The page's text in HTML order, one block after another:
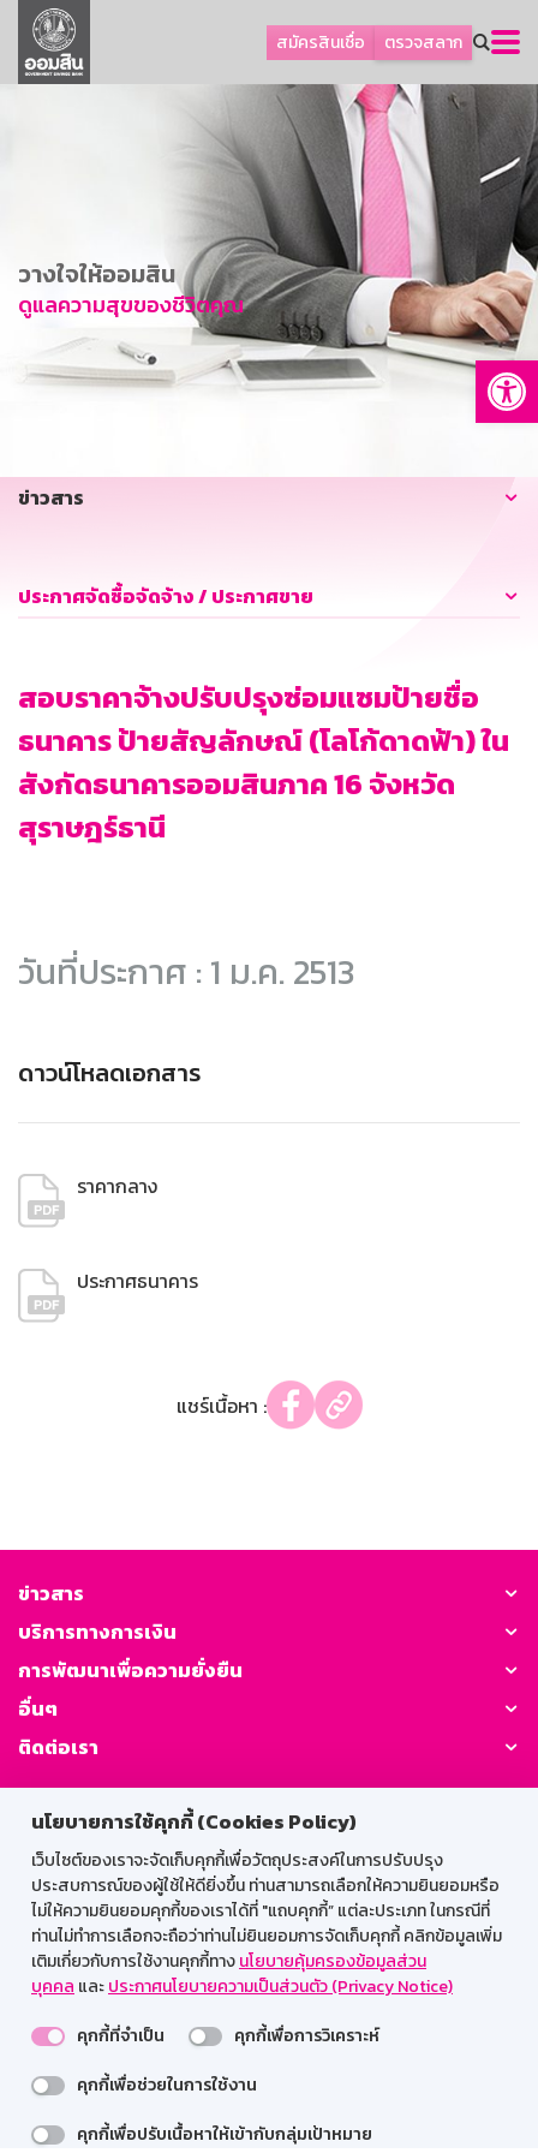
นโยบายการใช้คุกกี้ (Cookies Policy)
เว็บไซต์ของเราจะจัดเก็บคุกกี้เพื่อวัตถุประสงค์ในการปรับปรุง
ประสบการณ์ของผู้ใช้ให้ดียิ่งขึ้น ท่านสามารถเลือกให้ความยินยอมหรือ
ไม่ให้ความยินยอมคุกกี้ของเราได้ที่ "แถบคุกกี้” แต่ละประเภท ในกรณีที่
ท่านไม่ทำการเลือกจะถือว่าท่านไม่ยินยอมการจัดเก็บคุกกี้ คลิกข้อมูลเพิ่ม
เติมเกี่ยวกับการใช้งานคุกกี้ทางนโยบายคุ้มครองข้อมูลส่วน
บุคคล และประกาศนโยบายความเป็นส่วนตัว (Privacy Notice)
คุกกี้ที่จำเป็น
คุกกี้เพื่อการวิเคราะห์
คุกกี้เพื่อช่วยในการใช้งาน
คุกกี้เพื่อปรับเนื้อหาให้เข้ากับกลุ่มเป้าหมาย
สมัครสินเชื่อ ตรวจสลาก
ลูกค้าธุรกิจ
ลูกค้าผู้ประกอบรายย่อย
การพัฒนาที่ยั่งยืน
ข่าวสาร
บริการทางการเงิน
อื่นๆ
วางใจให้ออมสิน
ดูแลความสุขของชีวิตคุณ
ข่าวสาร
ประกาศจัดซื้อจัดจ้าง / ประกาศขาย
สอบราคาจ้างปรับปรุงซ่อมแซมป้ายชื่อ
ธนาคาร ป้ายสัญลักษณ์ (โลโก้ดาดฟ้า) ใน
สังกัดธนาคารออมสินภาค 16 จังหวัด
สุราษฎร์ธานี
วันที่ประกาศ : 1 ม.ค. 2513
ดาวน์โหลดเอกสาร
ราคากลาง
ประกาศธนาคาร
แชร์เนื้อหา :
ข่าวสาร
บริการทางการเงิน
การพัฒนาเพื่อความยั่งยืน
อื่นๆ
ติดต่อเรา
GSB Society:
สำหรับพนักงาน
Web HR
GSB Wisdom
M-Search
เข้าสู่ระบบเน็ตเมล
รองรับการใช้งานได้ดีบนเว็บบราวเซอร์